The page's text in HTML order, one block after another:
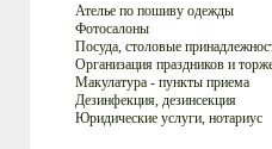
Ателье по пошиву одежды
Фотосалоны
Посуда, столовые
Организация праздников и
Макулатура - пункты приема
Дезинфекция, дезинсекция
Юридические услуги, нотариус